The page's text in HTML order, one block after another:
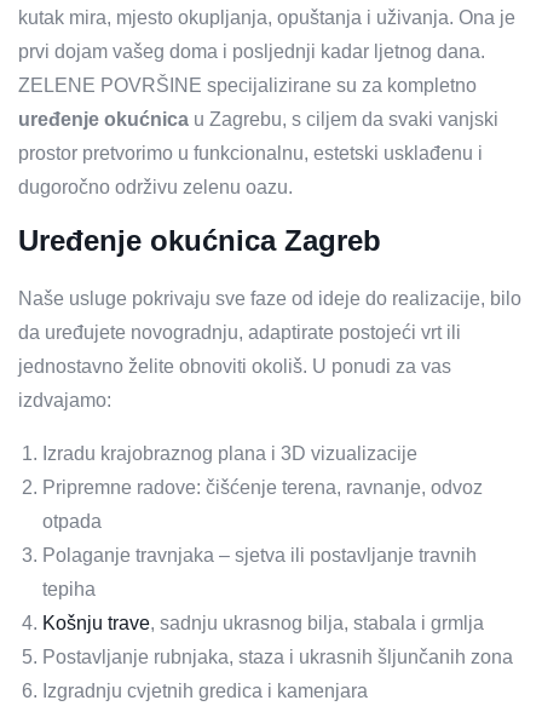
kutak mira, mjesto okupljanja, opuštanja i uživanja. Ona je
prvi dojam vašeg doma i posljednji kadar ljetnog dana.
ZELENE POVRŠINE specijalizirane su za kompletno
uređenje okućnica u Zagrebu, s ciljem da svaki vanjski
prostor pretvorimo u funkcionalnu, estetski usklađenu i
dugoročno održivu zelenu oazu.
Uređenje okućnica Zagreb
Naše usluge pokrivaju sve faze od ideje do realizacije, bilo
da uređujete novogradnju, adaptirate postojeći vrt ili
jednostavno želite obnoviti okoliš. U ponudi za vas
izdvajamo:
Izradu krajobraznog plana i 3D vizualizacije
Pripremne radove: čišćenje terena, ravnanje, odvoz
otpada
Polaganje travnjaka – sjetva ili postavljanje travnih
tepiha
Košnju trave, sadnju ukrasnog bilja, stabala i grmlja
Postavljanje rubnjaka, staza i ukrasnih šljunčanih zona
Izgradnju cvjetnih gredica i kamenjara